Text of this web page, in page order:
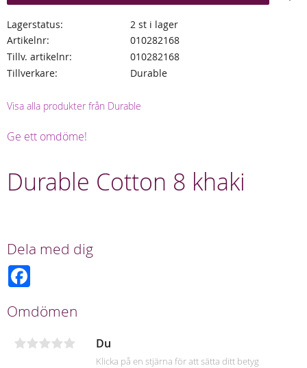
Lagerstatus
2 st i lager
Artikelnr
010282168
Tillv. artikelnr
010282168
Tillverkare
Durable
Visa alla produkter från Durable
Ge ett omdöme!
Durable Cotton 8 khaki
Dela med dig
b
o
k
Omdömen
Du
Klicka på en stjärna för att sätta ditt betyg